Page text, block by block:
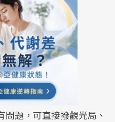
題，可直接撥觀光局、